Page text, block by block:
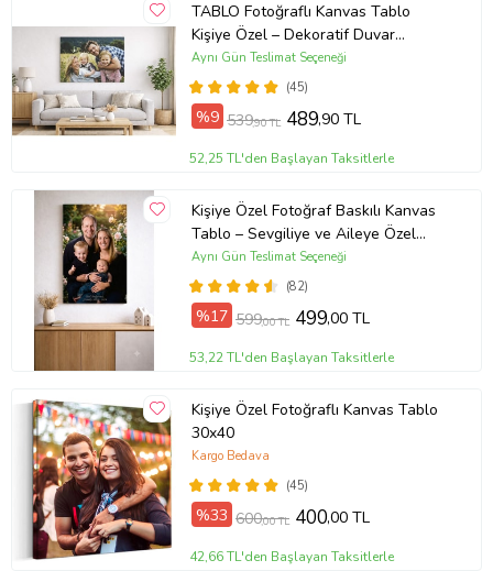
Yüksek Çözünürlükte Baskı
Kalitesi
Baskılarımız yüksek
çözünürlüktedir. Kullandığımız
boyalar insan sağlığına zararlı
değildir. Çizilmeye karşı
dayanıklıdır. Spot ışığı floresan ve
gün ışığına karşı dayanıklılığı
optimize edilmiş ithal boyalar
kullanılmaktadır.
TABLO Fotoğraflı Kanvas Tablo
Kişiye Özel – Dekoratif Duvar
Tablosu (ÇokluRenk)
(45)
Aynı Gün Teslimat Seçeneği
%9 539,90 TL 489,90 TL
52,25 TL'den Başlayan Taksitlerle
Kişiye Özel Fotoğraf Baskılı Kanvas
Tablo – Sevgiliye ve Aileye Özel
Hediye (ÇokluRenk)
(82)
Aynı Gün Teslimat Seçeneği
%17 599,00 TL 499,00 TL
53,22 TL'den Başlayan Taksitlerle
Kişiye Özel Fotoğraflı Kanvas Tablo
30x40
(45)
Kargo Bedava
%33 600,00 TL 400,00 TL
42,66 TL'den Başlayan Taksitlerle